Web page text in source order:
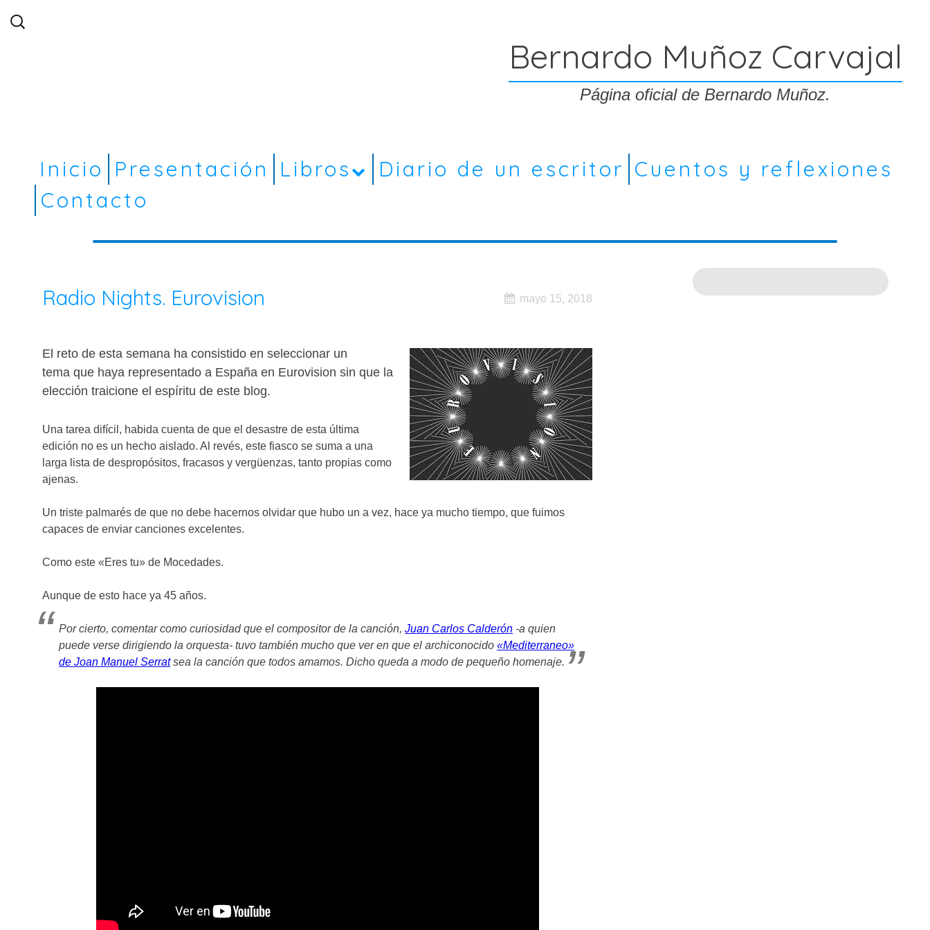
Buscar:
Bernardo Muñoz Carvajal
Página oficial de Bernardo Muñoz.
Inicio Presentación Libros Diario de un escritor Cuentos y reflexiones
Contacto
mayo 15, 2018
Radio Nights. Eurovision
El reto de esta semana ha consistido en seleccionar un
tema que haya representado a España en Eurovision sin que la
elección traicione el espíritu de este blog.
Una tarea difícil, habida cuenta de que el desastre de esta última
edición no es un hecho aislado. Al revés, este fiasco se suma a una
larga lista de despropósitos, fracasos y vergüenzas, tanto propias como
ajenas.
Un triste palmarés de que no debe hacernos olvidar que hubo un a vez, hace ya mucho tiempo, que fuimos
capaces de enviar canciones excelentes.
Como este «Eres tu» de Mocedades.
Aunque de esto hace ya 45 años.
Por cierto, comentar como curiosidad que el compositor de la canción,Juan Carlos Calderón -a quien
puede verse dirigiendo la orquesta- tuvo también mucho que ver en que el archiconocido«Mediterraneo»
de Joan Manuel Serratsea la canción que todos amamos. Dicho queda a modo de pequeño homenaje.